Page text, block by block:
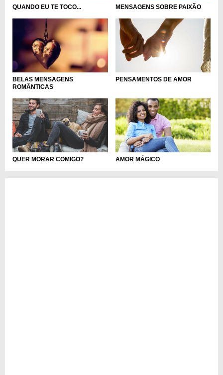
QUANDO EU TE TOCO... MENSAGENS SOBRE PAIXÃO
BELAS MENSAGENS
ROMÂNTICAS
PENSAMENTOS DE AMOR
QUER MORAR COMIGO? AMOR MÁGICO